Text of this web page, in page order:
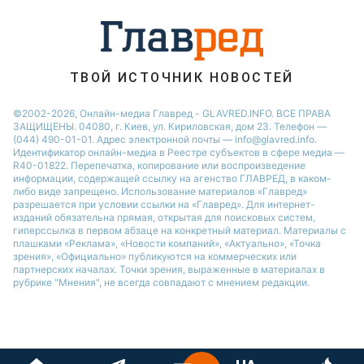
ТВОЙ ИСТОЧНИК НОВОСТЕЙ
©2002-2026, Онлайн-медиа Главред - GLAVRED.INFO. ВСЕ ПРАВА
ЗАЩИЩЕНЫ. 04080, г. Киев, ул. Кириловская, дом 23. Телефон —
(044) 490-01-01. Адрес электронной почты — info@glavred.info.
Идентификатор онлайн-медиа в Реестре cубъектов в сфере медиа —
R40-01822. Перепечатка, копирование или воспроизведение
информации, содержащей ссылку на агенство ГЛАВРЕД, в каком-
либо виде запрещено. Использование материалов «Главред»
разрешается при условии ссылки на «Главред». Для интернет-
изданий обязательна прямая, открытая для поисковых систем,
гиперссылка в первом абзаце на конкретный материал. Материалы с
плашками «Реклама», «Новости компаний», «Актуально», «Точка
зрения», «Официально» публикуются на коммерческих или
партнерских началах. Точки зрения, выраженные в материалах в
рубрике "Мнения", не всегда совпадают с мнением редакции.